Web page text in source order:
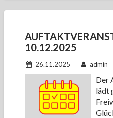
10.12.2025
26.11.2025 admin
Der
lädt